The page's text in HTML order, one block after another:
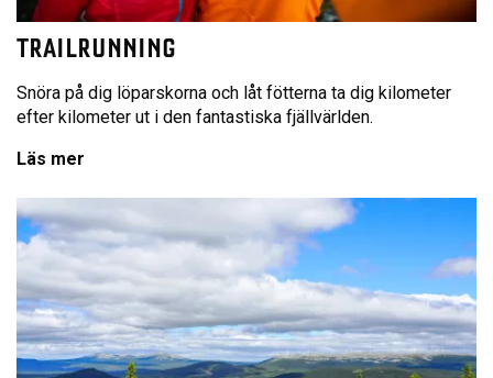
TRAILRUNNING
Snöra på dig löparskorna och låt fötterna ta dig kilometer
efter kilometer ut i den fantastiska fjällvärlden.
Läs mer